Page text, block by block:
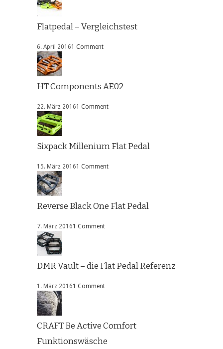
Flatpedal – Vergleichstest
6. April 20161 Comment
HT Components AE02
22. März 20161 Comment
Sixpack Millenium Flat Pedal
15. März 20161 Comment
Reverse Black One Flat Pedal
7. März 20161 Comment
DMR Vault – die Flat Pedal Referenz
1. März 20161 Comment
CRAFT Be Active Comfort
Funktionswäsche